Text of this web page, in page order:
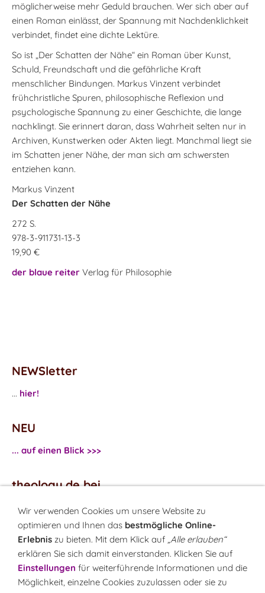
möglicherweise mehr Geduld brauchen. Wer sich aber auf
einen Roman einlässt, der Spannung mit Nachdenklichkeit
verbindet, findet eine dichte Lektüre.
So ist „Der Schatten der Nähe“ ein Roman über Kunst,
Schuld, Freundschaft und die gefährliche Kraft
menschlicher Bindungen. Markus Vinzent verbindet
frühchristliche Spuren, philosophische Reflexion und
psychologische Spannung zu einer Geschichte, die lange
nachklingt. Sie erinnert daran, dass Wahrheit selten nur in
Archiven, Kunstwerken oder Akten liegt. Manchmal liegt sie
im Schatten jener Nähe, der man sich am schwersten
entziehen kann.
Markus Vinzent
Der Schatten der Nähe
272 S.
978-3-911731-13-3
19,90 €
der blaue reiter Verlag für Philosophie
NEWSletter
... hier!
NEU
... auf einen Blick >>>
theology.de bei
...Facebook
...Twitter
Monatsrätsel
Rätseln & Gewinnen!
Wir verwenden Cookies um unsere Website zu
optimieren und Ihnen das bestmögliche Online-
Erlebnis zu bieten. Mit dem Klick auf „Alle erlauben“
erklären Sie sich damit einverstanden. Klicken Sie auf
Einstellungen für weiterführende Informationen und die
Möglichkeit, einzelne Cookies zuzulassen oder sie zu